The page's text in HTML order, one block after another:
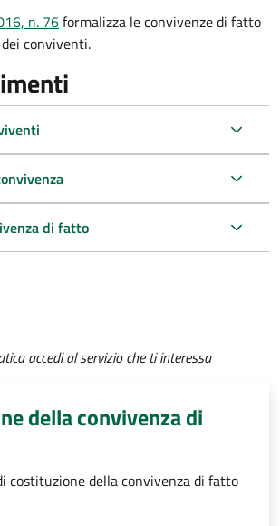
n. 76formalizza le convivenze di fatto
conviventi.
di fatto
accedi al servizio che ti interessa
della convivenza di
costituzione della convivenza di fatto